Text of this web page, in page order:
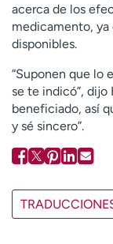
acerca de los
medicamento, ya
disponibles.
“Suponen que lo
se te indicó”, dijo
beneficiado, así
y sé sincero”.